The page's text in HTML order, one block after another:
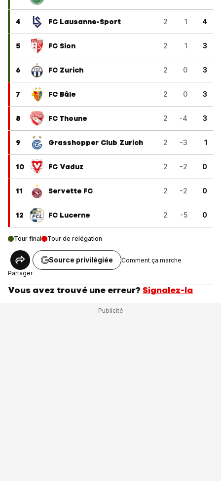
4 FC Lausanne-Sport 2 1 4
5 FC Sion 2 1 3
6 FC Zurich 2 0 3
7 FC Bâle 2 0 3
8 FC Thoune 2 -4 3
9 Grasshopper Club Zurich 2 -3 1
10 FC Vaduz 2 -2 0
11 Servette FC 2 -2 0
12 FC Lucerne 2 -5 0
Tour final Tour de relégation
Partager
Source privilégiée Comment ça marche
Vous avez trouvé une erreur? Signalez-la